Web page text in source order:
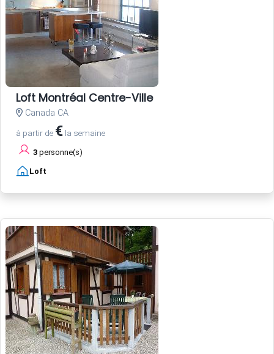
Loft Montréal Centre-Ville
Canada CA
à partir de € la semaine
3 personne(s)
Loft